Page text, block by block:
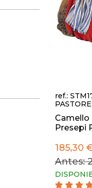
ref.:
Presepi
185,30
Antes: